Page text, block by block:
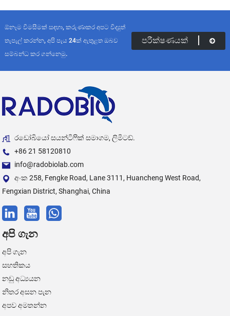
ඕනෑම විමසීමක් සඳහා, කරුණාකර අපට විද්‍යුත්
තැපැල් කරන්න, අපි පැය 24ක් ඇතුළත ඔබව
සම්බන්ධ කර ගන්නෙමු.
පරීක්ෂණයක්
රඩෝබියෝ සයන්ටිෆික් සමාගම, ලිමිටඩ්.
+86 21 58120810
info@radobiolab.com
අංක 258, Fengke Road, Lane 3111, Huancheng West Road,
Fengxian District, Shanghai, China
අපි ගැන
අපි ගැන
සහතිකය
නඩු අධ්‍යයන
නිතර අසන පැන
අපව අමතන්න